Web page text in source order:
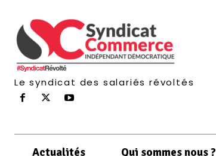
Le syndicat des salariés révoltés
Actualités Qui sommes nous ?